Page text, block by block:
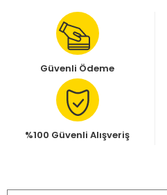
Güvenli Ödeme
%100 Güvenli Alışveriş